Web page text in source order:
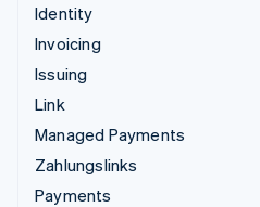
Identity
Invoicing
Issuing
Link
Managed Payments
Zahlungslinks
Payments